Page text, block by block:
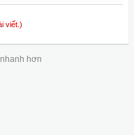
viết.)
hơn